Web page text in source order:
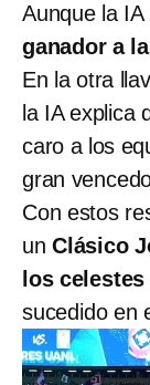
Aunque la
ganador a
En la otra
la IA explica
caro a los
gran
Con estos
un Clásico
los
sucedido en